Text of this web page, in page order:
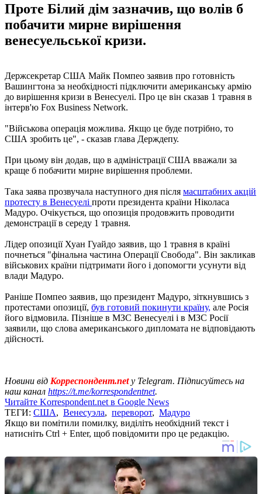
Проте Білий дім зазначив, що волів б
побачити мирне вирішення
венесуельської кризи.
Держсекретар США Майк Помпео заявив про готовність
Вашингтона за необхідності підключити американську армію
до вирішення кризи в Венесуелі. Про це він сказав 1 травня в
інтерв'ю Fox Business Network.
"Військова операція можлива. Якщо це буде потрібно, то
США зробить це", - сказав глава Держдепу.
При цьому він додав, що в адміністрації США вважали за
краще б побачити мирне вирішення проблеми.
Така заява прозвучала наступного дня після масштабних акцій
протесту в Венесуелі проти президента країни Ніколаса
Мадуро. Очікується, що опозиція продовжить проводити
демонстрації в середу 1 травня.
Лідер опозиції Хуан Гуайдо заявив, що 1 травня в країні
почнеться "фінальна частина Операції Свобода". Він закликав
військових країни підтримати його і допомогти усунути від
влади Мадуро.
Раніше Помпео заявив, що президент Мадуро, зіткнувшись з
протестами опозиції, був готовий покинути країну, але Росія
його відмовила. Пізніше в МЗС Венесуелі і в МЗС Росії
заявили, що слова американського дипломата не відповідають
дійсності.
Новини від Корреспондент.netу Telegram. Підписуйтесь на
наш канал https://t.me/korrespondentnet.
Читайте Korrespondent.net в Google News
ТЕГИ: США, Венесуэла, переворот, Мадуро
Якщо ви помітили помилку, виділіть необхідний текст і
натисніть Ctrl + Enter, щоб повідомити про це редакцію.